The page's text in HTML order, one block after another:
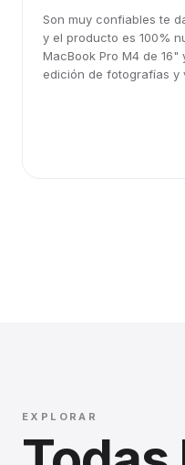
Son muy confiables te
y el producto es 100%
MacBook Pro M4 de
edición de fotografías y
EXPLORAR